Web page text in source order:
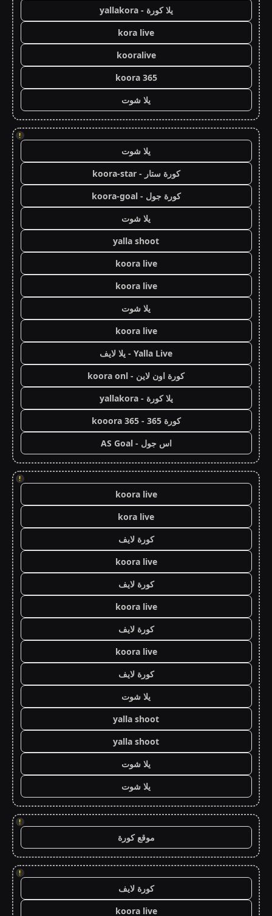
يلا كورة - yallakora
kora live
kooralive
koora 365
يلا شوت
!
يلا شوت
كورة ستار - koora-star
كورة جول - koora-goal
يلا شوت
yalla shoot
koora live
koora live
يلا شوت
koora live
Yalla Live - يلا لايف
كورة اون لاين - koora onl
يلا كورة - yallakora
كورة 365 - kooora 365
اس جول - AS Goal
!
koora live
kora live
كورة لايف
koora live
كورة لايف
koora live
كورة لايف
koora live
كورة لايف
يلا شوت
yalla shoot
yalla shoot
يلا شوت
يلا شوت
!
موقع كورة
!
كورة لايف
koora live